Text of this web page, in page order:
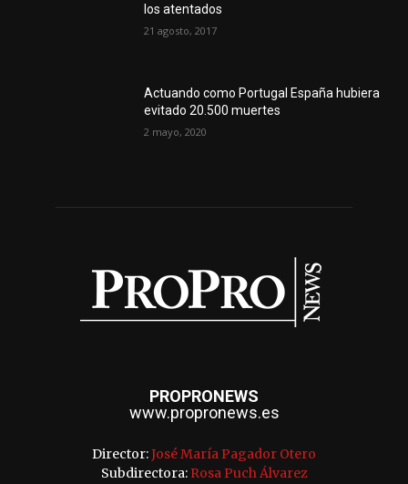
los atentados
21 agosto, 2017
Actuando como Portugal España hubiera
evitado 20.500 muertes
2 mayo, 2020
PROPRONEWS
www.propronews.es
Director:José María Pagador Otero
Subdirectora: Rosa Puch Álvarez